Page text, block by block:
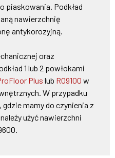
piaskowania. Podkład
nawierzchnię
antykorozyjną.
oraz
1 lub 2 powłokami
Plus lub RO9100 w
W przypadku
mamy do czynienia z
użyć nawierzchni